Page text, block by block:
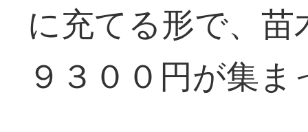
に充てる形で、
９３００円が集ま